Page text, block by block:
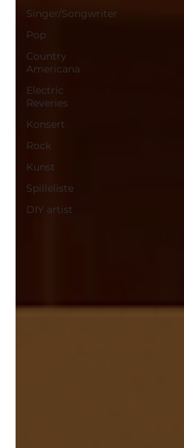
Singer/Songwriter
Pop
Country
Americana
Electric
Reveries
Konsert
Rock
Kunst
Spilleliste
DIY artist